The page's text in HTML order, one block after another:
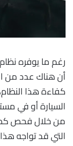
رغم ما يوفره
أن هناك عدد من
كفاءة هذا
السيارة أو في
من خلال فحص
التي قد تواجه